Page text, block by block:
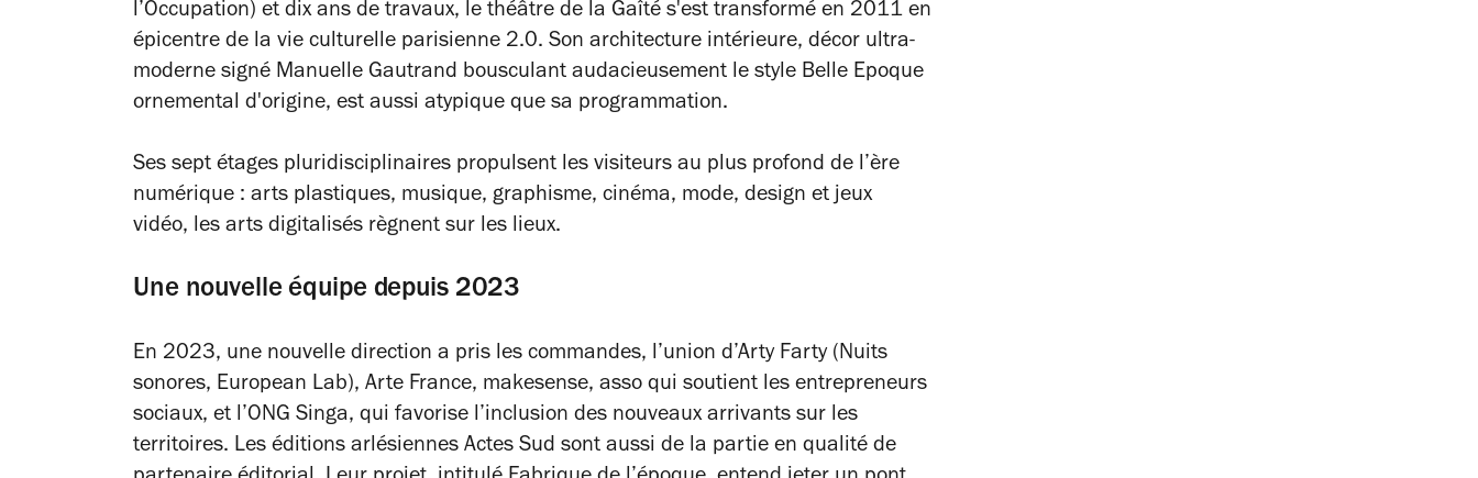
l’Occupation) et dix ans de travaux, le théâtre de la Gaîté s'est transformé en 2011 en
épicentre de la vie culturelle parisienne 2.0. Son architecture intérieure, décor ultra-
moderne signé Manuelle Gautrand bousculant audacieusement le style Belle Epoque
ornemental d'origine, est aussi atypique que sa programmation.
Ses sept étages pluridisciplinaires propulsent les visiteurs au plus profond de l’ère
numérique : arts plastiques, musique, graphisme, cinéma, mode, design et jeux
vidéo, les arts digitalisés règnent sur les lieux.
Une nouvelle équipe depuis 2023
En 2023, une nouvelle direction a pris les commandes, l’union d’Arty Farty (Nuits
sonores, European Lab), Arte France, makesense, asso qui soutient les entrepreneurs
sociaux, et l’ONG Singa, qui favorise l’inclusion des nouveaux arrivants sur les
territoires. Les éditions arlésiennes Actes Sud sont aussi de la partie en qualité de